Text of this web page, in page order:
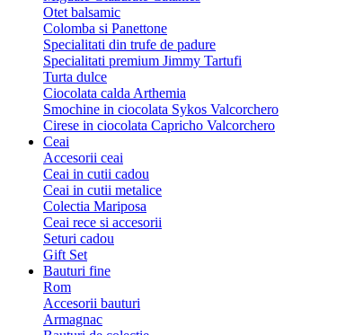
Otet balsamic
Colomba si Panettone
Specialitati din trufe de padure
Specialitati premium Jimmy Tartufi
Turta dulce
Ciocolata calda Arthemia
Smochine in ciocolata Sykos Valcorchero
Cirese in ciocolata Capricho Valcorchero
Ceai
Accesorii ceai
Ceai in cutii cadou
Ceai in cutii metalice
Colectia Mariposa
Ceai rece si accesorii
Seturi cadou
Gift Set
Bauturi fine
Rom
Accesorii bauturi
Armagnac